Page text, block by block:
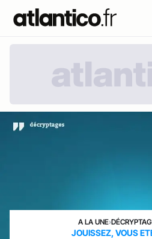
A LA UNE›
JOUISSEZ, VOUS